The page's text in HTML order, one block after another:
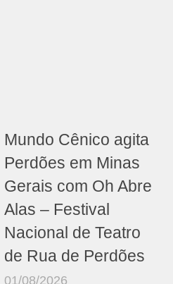
Mundo Cênico agita
Perdões em Minas
Gerais com Oh Abre
Alas – Festival
Nacional de Teatro
de Rua de Perdões
01/08/2026